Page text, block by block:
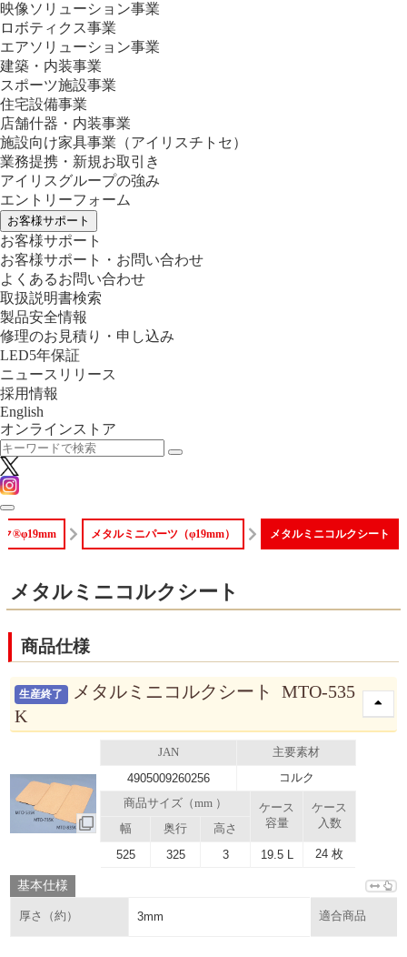
映像ソリューション事業
ロボティクス事業
エアソリューション事業
建築・内装事業
スポーツ施設事業
住宅設備事業
店舗什器・内装事業
施設向け家具事業 （アイリスチトセ）
業務提携・新規お取引き
アイリスグループの強み
エントリーフォーム
お客様サポート
お客様サポート
お客様サポート・お問い合わせ
よくあるお問い合わせ
取扱説明書検索
製品安全情報
修理のお見積り・申し込み
LED5年保証
ニュースリリース
採用情報
English
オンラインストア
®φ19mm メタルミニパーツ（φ19mm） メタルミニコルクシート
メタルミニコルクシート
商品仕様
生産終了
メタルミニコルクシート MTO-535
K
JAN 主要素材
4905009260256 コルク
商品サイズ（mm ）
ケース
容量
ケース
入数
幅 奥行 高さ
525 325 3 19.5 L 24 枚
基本仕様
厚さ（約） 3mm 適合商品